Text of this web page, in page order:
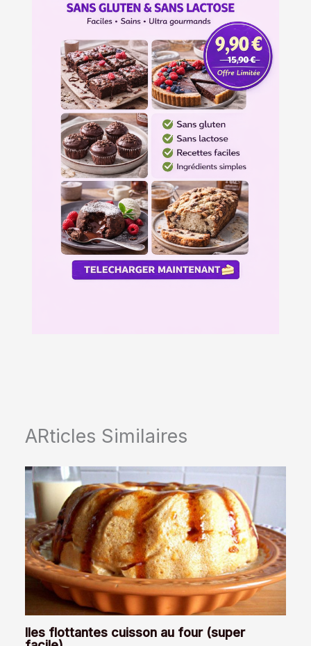
ARticles Similaires
Iles flottantes cuisson au four (super